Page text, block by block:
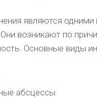
являются одними
возникают по
Основные виды
абсцессы